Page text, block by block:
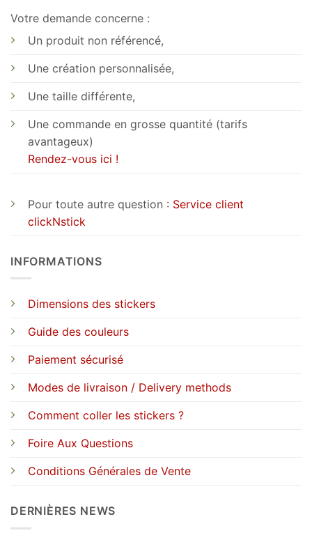
Votre demande concerne :
Un produit non référencé,
Une création personnalisée,
Une taille différente,
Une commande en grosse quantité (tarifs
avantageux)
Rendez-vous ici !
Pour toute autre question : Service client
clickNstick
INFORMATIONS
Dimensions des stickers
Guide des couleurs
Paiement sécurisé
Modes de livraison / Delivery methods
Comment coller les stickers ?
Foire Aux Questions
Conditions Générales de Vente
DERNIÈRES NEWS